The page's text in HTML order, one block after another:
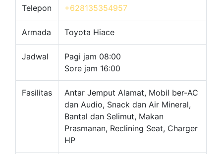
Telepon +628135354957
Armada Toyota Hiace
Jadwal
Pagi jam 08:00
Sore jam 16:00
Fasilitas
Antar Jemput Alamat, Mobil ber-AC
dan Audio, Snack dan Air Mineral,
Bantal dan Selimut, Makan
Prasmanan, Reclining Seat, Charger
HP